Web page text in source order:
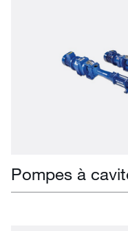
Pompes à